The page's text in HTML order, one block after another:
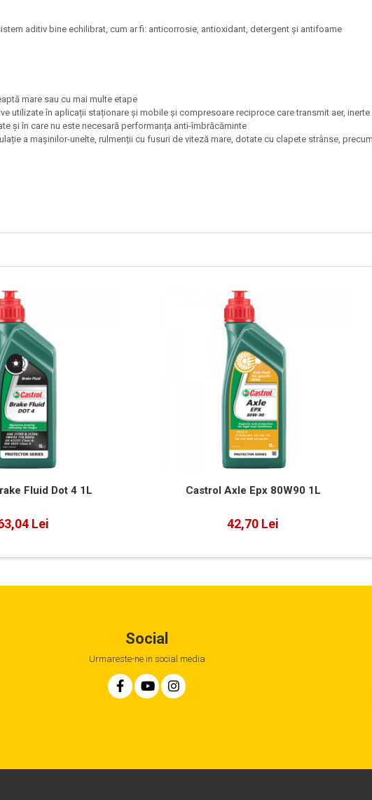
aditiv bine echilibrat, cum ar fi: anticorrosie, antioxidant, detergent și antifoame
mare sau cu mai multe etape
utilizate în aplicații staționare și mobile și compresoare reciproce care transmit aer,
și în care nu este necesară performanța anti-îmbrăcăminte
a mașinilor-unelte, rulmenții cu fusuri de viteză mare, dotate cu clapete strânse,
Fluid Dot 4 1L
Lei
Castrol Axle Epx 80W90 1L
42,70 Lei
Social
Urmareste-ne in social media